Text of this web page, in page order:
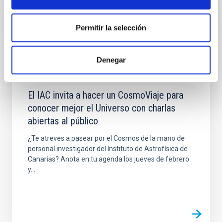
Permitir la selección
Denegar
NOTICIA
El IAC invita a hacer un CosmoViaje para
conocer mejor el Universo con charlas
abiertas al público
¿Te atreves a pasear por el Cosmos de la mano de
personal investigador del Instituto de Astrofísica de
Canarias? Anota en tu agenda los jueves de febrero
y...